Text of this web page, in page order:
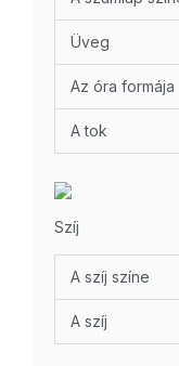
Üveg
Az óra formája
A tok
Szíj
A szíj színe
A szíj